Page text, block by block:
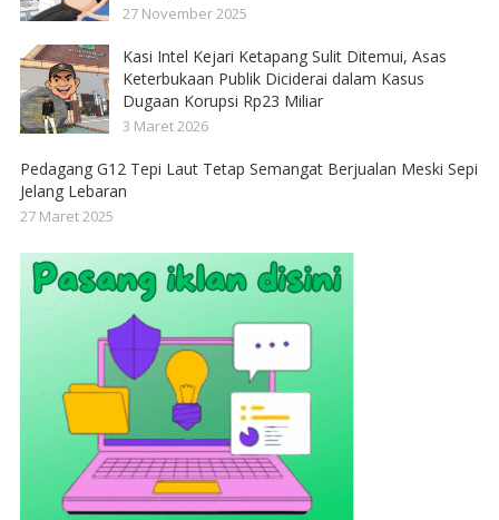
27 November 2025
Kasi Intel Kejari Ketapang Sulit Ditemui, Asas
Keterbukaan Publik Diciderai dalam Kasus
Dugaan Korupsi Rp23 Miliar
3 Maret 2026
Pedagang G12 Tepi Laut Tetap Semangat Berjualan Meski Sepi
Jelang Lebaran
27 Maret 2025